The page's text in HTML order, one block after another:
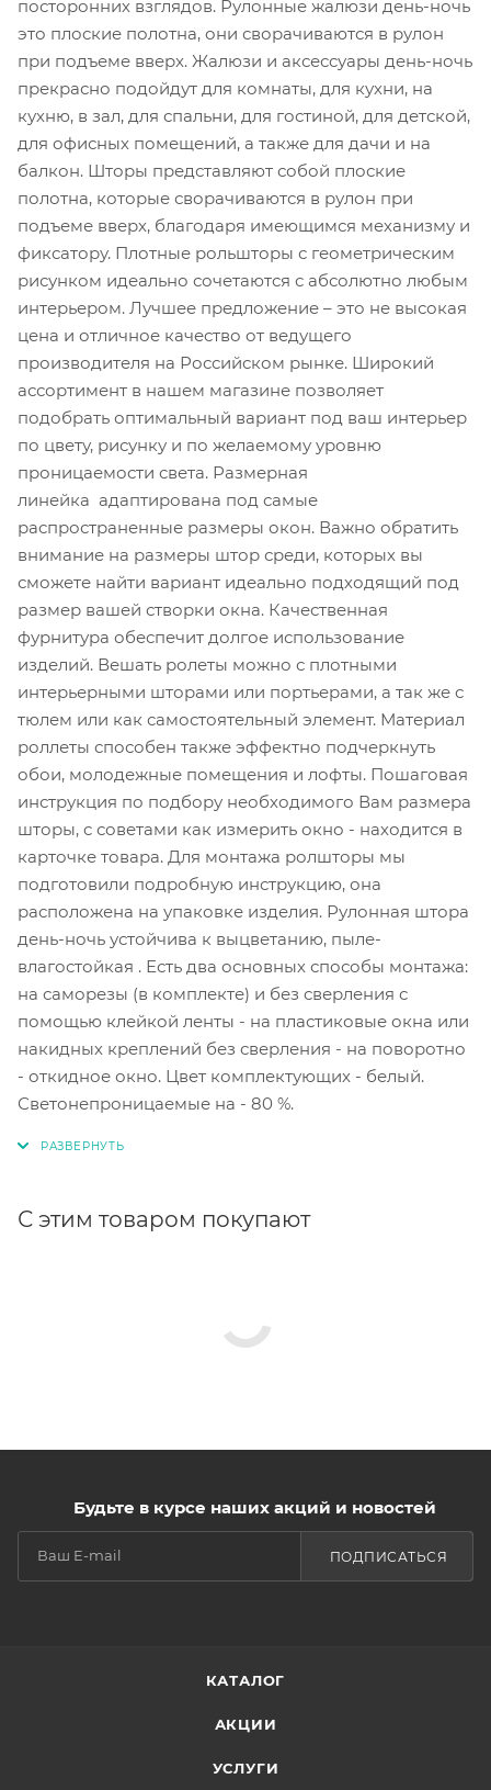
посторонних взглядов. Рулонные жалюзи день-ночь
это плоские полотна, они сворачиваются в рулон
при подъеме вверх. Жалюзи и аксессуары день-ночь
прекрасно подойдут для комнаты, для кухни, на
кухню, в зал, для спальни, для гостиной, для детской,
для офисных помещений, а также для дачи и на
балкон. Шторы представляют собой плоские
полотна, которые сворачиваются в рулон при
подъеме вверх, благодаря имеющимся механизму и
фиксатору. Плотные рольшторы с геометрическим
рисунком идеально сочетаются с абсолютно любым
интерьером. Лучшее предложение – это не высокая
цена и отличное качество от ведущего
производителя на Российском рынке. Широкий
ассортимент в нашем магазине позволяет
подобрать оптимальный вариант под ваш интерьер
по цвету, рисунку и по желаемому уровню
проницаемости света. Размерная
линейка адаптирована под самые
распространенные размеры окон. Важно обратить
внимание на размеры штор среди, которых вы
сможете найти вариант идеально подходящий под
размер вашей створки окна. Качественная
фурнитура обеспечит долгое использование
изделий. Вешать ролеты можно с плотными
интерьерными шторами или портьерами, а так же с
тюлем или как самостоятельный элемент. Материал
роллеты способен также эффектно подчеркнуть
обои, молодежные помещения и лофты. Пошаговая
инструкция по подбору необходимого Вам размера
шторы, с советами как измерить окно - находится в
карточке товара. Для монтажа ролшторы мы
подготовили подробную инструкцию, она
расположена на упаковке изделия. Рулонная штора
день-ночь устойчива к выцветанию, пыле-
влагостойкая . Есть два основных способы монтажа:
на саморезы (в комплекте) и без сверления с
помощью клейкой ленты - на пластиковые окна или
накидных креплений без сверления - на поворотно
- откидное окно. Цвет комплектующих - белый.
Светонепроницаемые на - 80 %.
С этим товаром покупают
Будьте в курсе наших акций и новостей
ПОДПИСАТЬСЯ
КАТАЛОГ
АКЦИИ
УСЛУГИ